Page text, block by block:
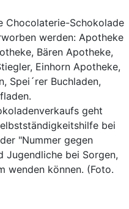
Chocolaterie-Schokolade
werden: Apotheke
Bären Apotheke,
Einhorn Apotheke,
Spei´rer Buchladen,
geht
bei
"Nummer gegen
Jugendliche bei Sorgen,
wenden können. (Foto.